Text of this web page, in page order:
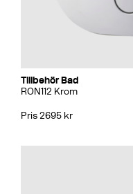
Tillbehör Bad
RON112 Krom
Pris 2695 kr